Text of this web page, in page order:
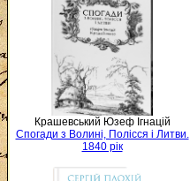
Крашевський Юзеф Ігнацій
Спогади з Волині, Полісся і Литви.
1840 рік